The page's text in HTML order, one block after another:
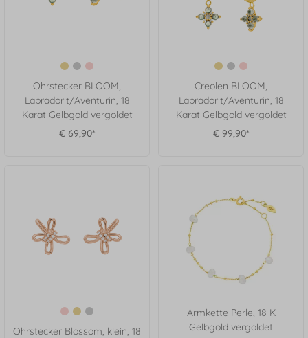
Ohrstecker BLOOM,
Labradorit/Aventurin, 18
Karat Gelbgold vergoldet
€ 69,90*
Creolen BLOOM,
Labradorit/Aventurin, 18
Karat Gelbgold vergoldet
€ 99,90*
Ohrstecker Blossom, klein, 18
Armkette Perle, 18 K
Gelbgold vergoldet